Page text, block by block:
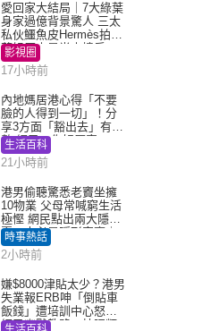
愛回家大結局｜7大綠葉
身家過億背景驚人 三太
私伙鱷魚皮Hermès拍劇
蘇姐原來是半山樓后
影視圈
17小時前
內地媽居港心得「不要
臉的人得到一切」！分
享3方面「豁出去」有著
數 網民：你好厲害
生活百科
21小時前
港男偷聽驚悉老竇坐擁
10物業 父母常喊窮生活
極慳 網民點出兩大隱
憂：未必是隱形富豪｜
Juicy叮
時事熱話
2小時前
嫌$8000津貼太少？港男
失業報ERB呻「倒貼車
飯錢」遭培訓中心怒轟
網民幽默教路：揀呢類